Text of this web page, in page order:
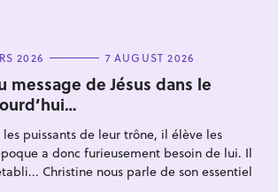
2026 7 AUGUST 2026
message de Jésus dans le
les puissants de leur trône, il élève les
a donc furieusement besoin de lui. Il
Christine nous parle de son essentiel